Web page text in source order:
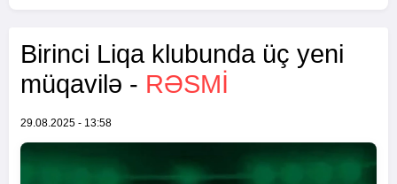
Birinci Liqa klubunda üç yeni
müqavilə - RƏSMİ
29.08.2025 - 13:58